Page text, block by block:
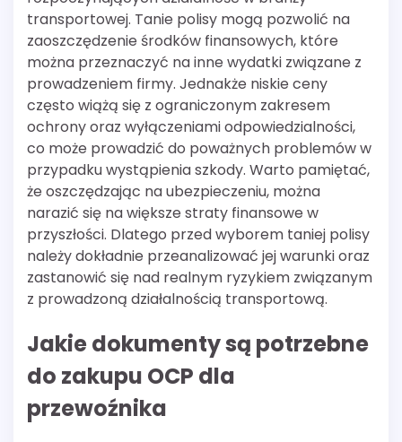
transportowej. Tanie polisy mogą pozwolić na
zaoszczędzenie środków finansowych, które
można przeznaczyć na inne wydatki związane z
prowadzeniem firmy. Jednakże niskie ceny
często wiążą się z ograniczonym zakresem
ochrony oraz wyłączeniami odpowiedzialności,
co może prowadzić do poważnych problemów w
przypadku wystąpienia szkody. Warto pamiętać,
że oszczędzając na ubezpieczeniu, można
narazić się na większe straty finansowe w
przyszłości. Dlatego przed wyborem taniej polisy
należy dokładnie przeanalizować jej warunki oraz
zastanowić się nad realnym ryzykiem związanym
z prowadzoną działalnością transportową.
Jakie dokumenty są potrzebne
do zakupu OCP dla
przewoźnika